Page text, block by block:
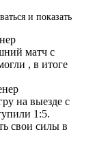
и показать
матч с
, в итоге
на выезде с
1:5.
свои силы в